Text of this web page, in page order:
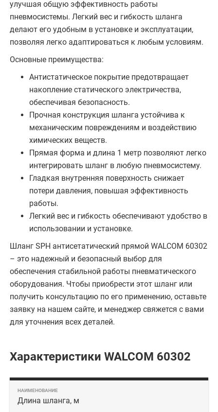
улучшая общую эффективность работы
пневмосистемы. Легкий вес и гибкость шланга
делают его удобным в установке и эксплуатации,
позволяя легко адаптироваться к любым условиям.
Основные преимущества:
Антистатическое покрытие предотвращает
накопление статического электричества,
обеспечивая безопасность.
Прочная конструкция шланга устойчива к
механическим повреждениям и воздействию
химических веществ.
Прямая форма и длина 1 метр позволяют легко
интегрировать шланг в любую пневмосистему.
Гладкая внутренняя поверхность снижает
потери давления, повышая эффективность
работы.
Легкий вес и гибкость обеспечивают удобство в
использовании и установке.
Шланг SPH антисетатический прямой WALCOM 60302
– это надежный и безопасный выбор для
обеспечения стабильной работы пневматического
оборудования. Чтобы приобрести этот шланг или
получить консультацию по его применению, оставьте
заявку на нашем сайте, и менеджер свяжется с вами
для уточнения всех деталей.
Характеристики WALCOM 60302
Длина шланга, м